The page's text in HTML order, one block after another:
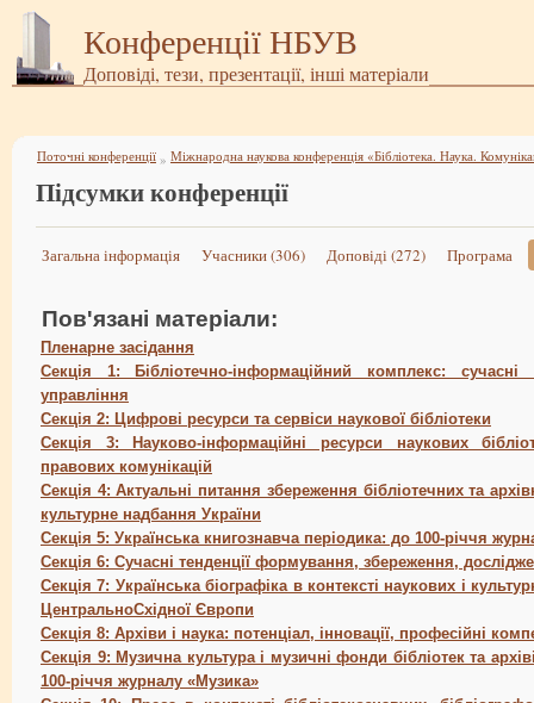
Конференції НБУВ
Доповіді, тези, презентації, інші матеріали
Поточні конференції »
Підсумки конференції
Загальна інформація Учасники (306) Доповіді (272) Програма
Пов'язані матеріали:
Пленарне засідання
Секція 1: Бібліотечно-інформаційний комплекс: сучасні
управління
Секція 2: Цифрові ресурси та сервіси наукової бібліотеки
Секція 3: Науково-інформаційні ресурси наукових
правових комунікацій
Секція 4: Актуальні питання збереження бібліотечних та
культурне надбання України
Секція 5: Українська книгознавча періодика: до 100-річчя
Секція 6: Сучасні тенденції формування, збереження,
Секція 7: Українська біографіка в контексті наукових і
ЦентральноСхідної Європи
Секція 8: Архіви і наука: потенціал, інновації, професійні
Секція 9: Музична культура і музичні фонди бібліотек та
100-річчя журналу «Музика»